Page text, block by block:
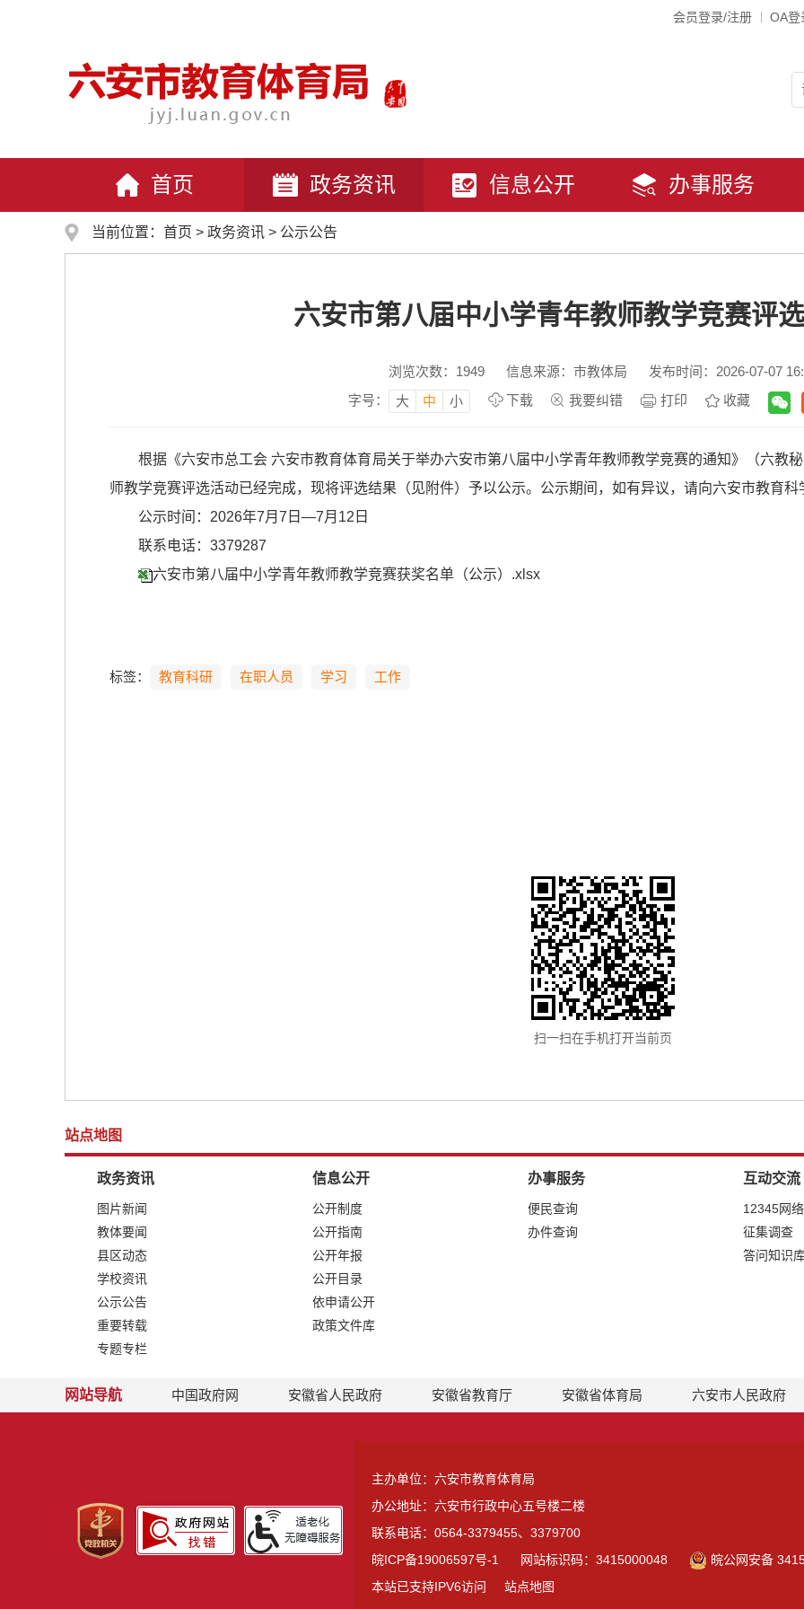
会员登录/注册 OA登
首页 政务资讯 信息公开 办事服务
当前位置： 首页 > 政务资讯 > 公示公告
六安市第八届中小学青年教师教学竞赛评
浏览次数： 1949 信息来源：市教体局
发布时间：2026-07-07
字号：
大 中 小 下载 我要纠错 打印 收藏
根据《六安市总工会 六安市教育体育局关于举办六安市第八届中小学青年教师教学竞赛的通知》（六教
师教学竞赛评选活动已经完成，现将评选结果（见附件）予以公示。公示期间，如有异议，请向六安市教育
公示时间：2026年7月7日—7月12日
联系电话：3379287
六安市第八届中小学青年教师教学竞赛获奖名单（公示）.xlsx
标签： 教育科研 在职人员 学习 工作
扫一扫在手机打开当前页
站点地图
政务资讯
图片新闻
教体要闻
县区动态
学校资讯
公示公告
重要转载
专题专栏
信息公开
公开制度
公开指南
公开年报
公开目录
依申请公开
政策文件库
办事服务
便民查询
办件查询
互动交流
12345网
征集调查
答问知识
网站导航 中国政府网 安徽省人民政府 安徽省教育厅 安徽省体育局 六安市人民政府
主办单位：六安市教育体育局
办公地址：六安市行政中心五号楼二楼
联系电话：0564-3379455、3379700
皖ICP备19006597号-1
网站标识码：3415000048
皖公网安备
本站已支持IPV6访问
站点地图